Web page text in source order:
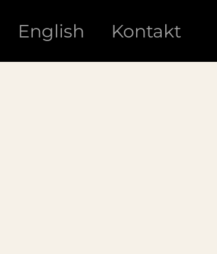
English Kontakt